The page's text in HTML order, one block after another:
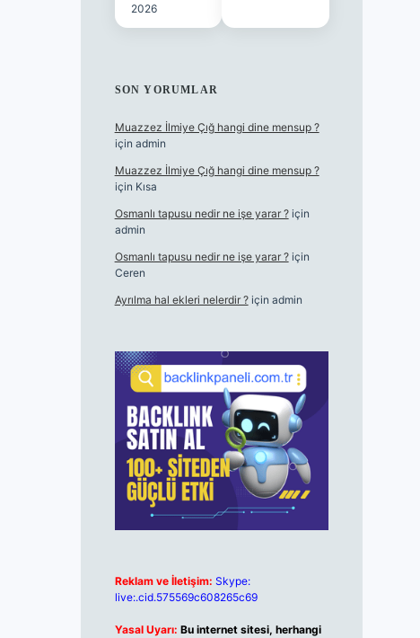
2026
SON YORUMLAR
Muazzez İlmiye Çığ hangi dine mensup ?
için admin
Muazzez İlmiye Çığ hangi dine mensup ?
için Kısa
Osmanlı tapusu nedir ne işe yarar ?için
admin
Osmanlı tapusu nedir ne işe yarar ?için
Ceren
Ayrılma hal ekleri nelerdir ?için admin
Reklam ve İletişim: Skype:
live:.cid.575569c608265c69
Yasal Uyarı: Bu internet sitesi, herhangi